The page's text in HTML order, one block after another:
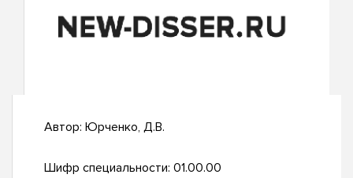
Автор: Юрченко, Д.В.
Шифр специальности: 01.00.00